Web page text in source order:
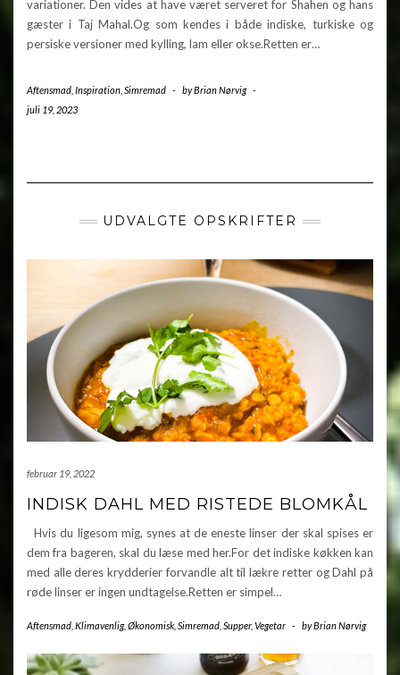
variationer. Den vides at have været serveret for Shahen og hans
gæster i Taj Mahal.Og som kendes i både indiske, turkiske og
persiske versioner med kylling, lam eller okse.Retten er…
Aftensmad Inspiration Simremad - byBrian Nørvig -
juli 19, 2023
UDVALGTE OPSKRIFTER
februar 19, 2022
INDISK DAHL MED RISTEDE BLOMKÅL
Hvis du ligesom mig, synes at de eneste linser der skal spises er
dem fra bageren, skal du læse med her.For det indiske køkken kan
med alle deres krydderier forvandle alt til lækre retter og Dahl på
røde linser er ingen undtagelse.Retten er simpel…
Aftensmad Klimavenlig, Økonomisk Simremad Supper, Vegetar - byBrian Nørvig